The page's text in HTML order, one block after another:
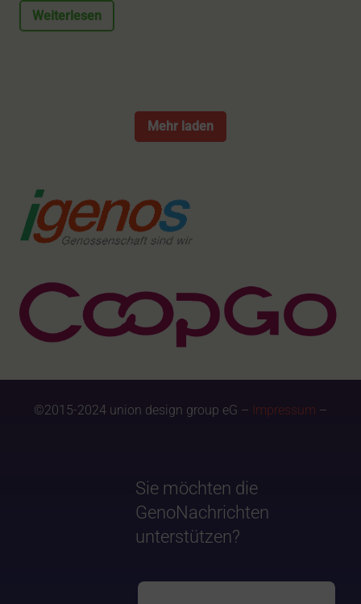
Weiterlesen
Mehr laden
©2015-2024 union design group eG – Impressum –
Sie möchten die
GenoNachrichten
unterstützen?